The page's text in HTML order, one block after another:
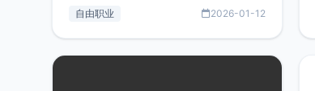
的总结，内容主要包括：工作、学习、
自由职业 2026-01-12